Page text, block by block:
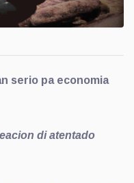
serio pa economia
di atentado